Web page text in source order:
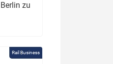
zu
Rail Business